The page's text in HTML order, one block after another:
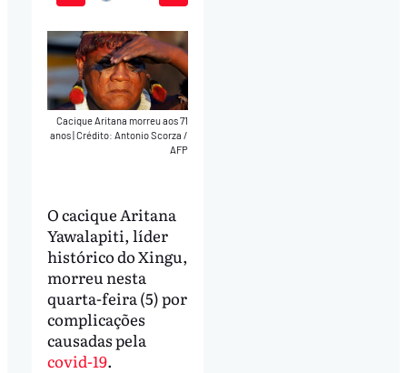
Play Mute
Cacique Aritana morreu aos 71
anos Crédito: Antonio Scorza /
AFP
O cacique Aritana
Yawalapiti, líder
histórico do Xingu,
morreu nesta
quarta-feira (5) por
complicações
causadas pela
covid-19.